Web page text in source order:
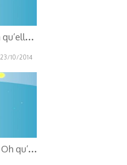
L
e poulpe – Oh qu’elle est belle, Oh qu’elle est bleue !
23/10/2014
L
a posidonie – Oh qu’elle est belle, Oh qu’elle est bleue !